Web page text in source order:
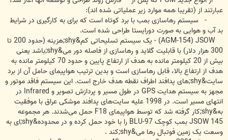
عبارتند از (تقریبا همه موارد زیر عملیاتی شده اند):
- سیستم رهاسازی بمب با برد کوتاه است که برای به کارگیری در شرایط
بد آب و هوایی به صورت دورایستا طراحی شده است.
AGM-154) JSOW) - یک سیستم تسلیحاتی کم&shy;هزینه (حدود 200 تا
300 هزار دلار) با قابلیت گلاید و رهاسازی از فاصله دور می&shy;باشد یعنی
بیش از 20 کیلومتر مانده به هدف از ارتفاع پایین و حدود 70 کیلومتر مانده به
هدف از ارتفاع بالا، قابل رهاسازی است و بدین ترتیب هواپیمای حامل آن از برد
سایت&shy;های پدافند اطراف نقطه هدف خارج است. این سیستم فاقد موتور و
مجهز به سیستم هدایت GPS در طول مسیر و پردازش تصویر و Infrared در
انتهای مسیر است. در 1998 علیه سایت‌های پدافند موشکی عراق با موفقیت
به&shy;کار گرفته شد که توسط هواپیمای F18 حمل می‌شدند. هر مجموعه
JSOW 145 بمب کوچک BLU-97 را با خود حمل کرده و در محدوده&shy;ای به
وسعت یک زمین فوتبال رها می&shy;کند .